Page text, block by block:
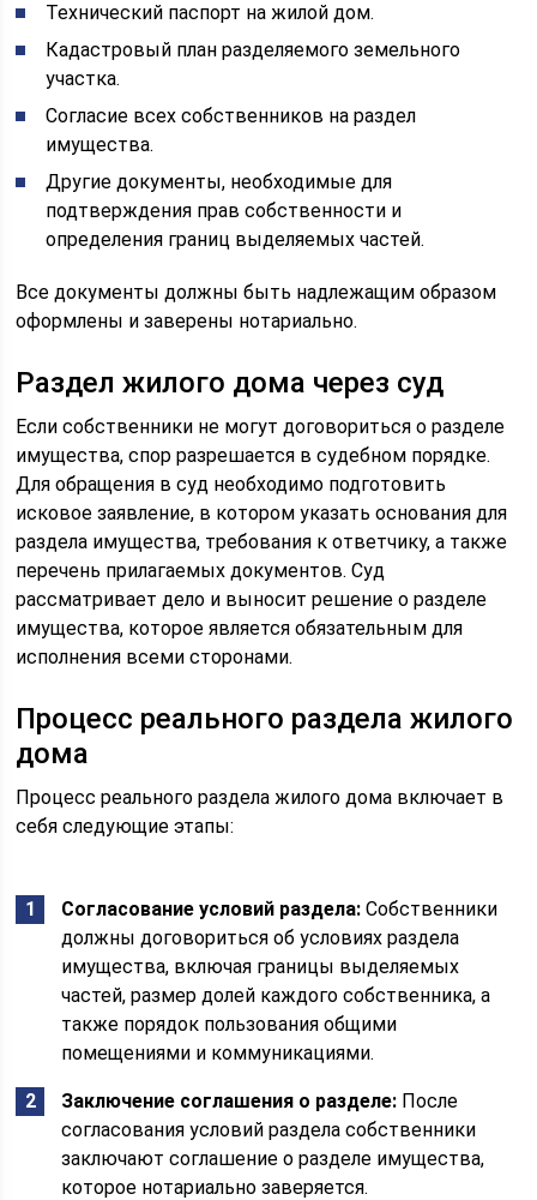
Технический паспорт на жилой дом.
Кадастровый план разделяемого земельного
участка.
Согласие всех собственников на раздел
имущества.
Другие документы, необходимые для
подтверждения прав собственности и
определения границ выделяемых частей.
Все документы должны быть надлежащим образом
оформлены и заверены нотариально.
Раздел жилого дома через суд
Если собственники не могут договориться о разделе
имущества, спор разрешается в судебном порядке.
Для обращения в суд необходимо подготовить
исковое заявление, в котором указать основания для
раздела имущества, требования к ответчику, а также
перечень прилагаемых документов. Суд
рассматривает дело и выносит решение о разделе
имущества, которое является обязательным для
исполнения всеми сторонами.
Процесс реального раздела жилого
дома
Процесс реального раздела жилого дома включает в
себя следующие этапы:
Согласование условий раздела: Собственники
должны договориться об условиях раздела
имущества, включая границы выделяемых
частей, размер долей каждого собственника, а
также порядок пользования общими
помещениями и коммуникациями.
Заключение соглашения о разделе: После
согласования условий раздела собственники
заключают соглашение о разделе имущества,
которое нотариально заверяется.